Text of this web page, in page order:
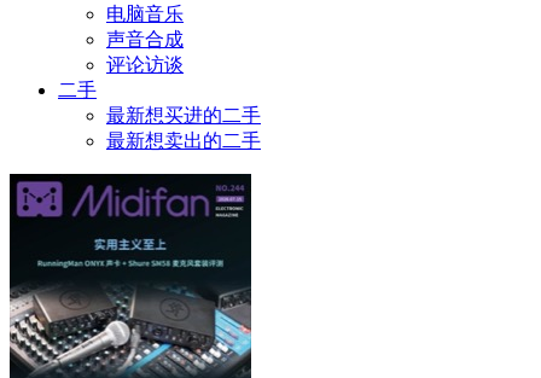
电脑音乐
声音合成
评论访谈
二手
最新想买进的二手
最新想卖出的二手